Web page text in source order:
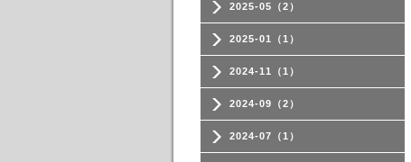
2025-05（2）
2025-01（1）
2024-11（1）
2024-09（2）
2024-07（1）